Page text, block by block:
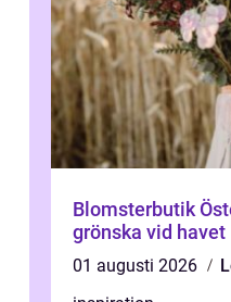
Blomsterbutik Österlen
grönska vid havet
01 augusti 2026